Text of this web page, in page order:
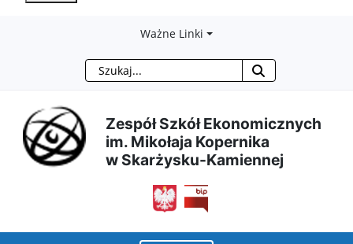
treści
głównej
menu
nawigacyjnego
wyszukiwarki
mapy
strony
Ważne Linki
Szukaj
Zespół Szkół Ekonomicznych
im. Mikołaja Kopernika
w Skarżysku-Kamiennej
otwiera się w nowym